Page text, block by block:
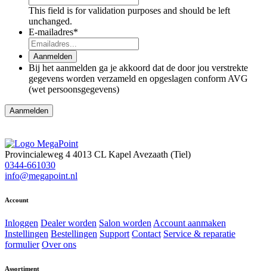
This field is for validation purposes and should be left
unchanged.
E-mailadres*
Aanmelden
Bij het aanmelden ga je akkoord dat de door jou verstrekte
gegevens worden verzameld en opgeslagen conform AVG
(wet persoonsgegevens)
Aanmelden
Provincialeweg 4 4013 CL Kapel Avezaath (Tiel)
0344-661030
info@megapoint.nl
Account
Inloggen Dealer worden Salon wordenAccount aanmaken
Instellingen Bestellingen Support Contact Service & reparatie
formulier Over ons
Assortiment